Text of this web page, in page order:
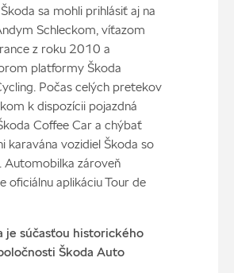
sa mohli prihlásiť aj na
Schleckom, víťazom
z roku 2010 a
platformy Škoda
Počas celých pretekov
k dispozícii pojazdná
Coffee Car a chýbať
karavána vozidiel Škoda so
Automobilka zároveň
oficiálnu aplikáciu Tour de
je súčasťou historického
Škoda Auto